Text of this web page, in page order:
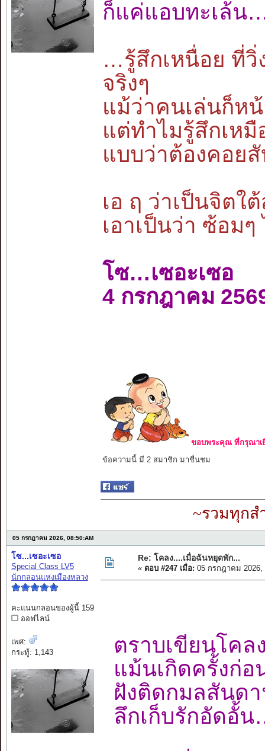
ก็แค่แอบทะเล้
…รู้สึกเหนื่อย ที่วิ่
จริงๆ
แม้ว่าคนเล่นก็หน้
แต่ทำไมรู้สึกเหมื
แบบว่าต้องคอย
เอ ฤ ว่าเป็นจิตใ
เอาเป็นว่า ซ้อม
โซ…เซอะเซอ
4 กรกฎาคม
ขอบพระคุณ ที่กรุณาเ
ข้อความนี้ มี 2 สมาชิก มาชื่นชม
~รวมทุกส
05 กรกฎาคม 2026, 08:50:AM
โซ...เซอะเซอ
Special Class LV5
นักกลอนแห่งเมืองหลวง
คะแนนกลอนของผู้นี้ 159
ออฟไลน์
เพศ:
กระทู้: 1,143
Re: โคลง....เมื่อฉันหยุดพัก...
« ตอบ #247 เมื่อ: 05 กรกฎาคม 2026,
ตราบเขียนโค
แม้นเกิดครั้งก่
ฝังติดกมลสัน
ลึกเก็บรักอัดอั้